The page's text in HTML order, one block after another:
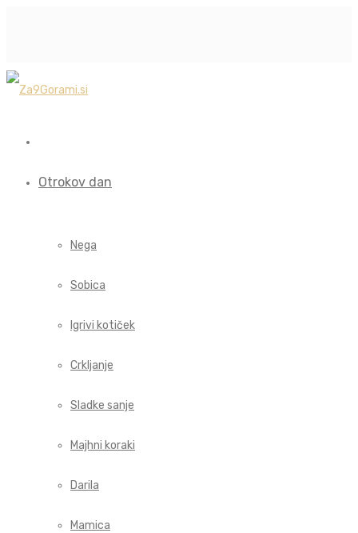
Otrokov dan
Nega
Sobica
Igrivi kotiček
Crkljanje
Sladke sanje
Majhni koraki
Darila
Mamica